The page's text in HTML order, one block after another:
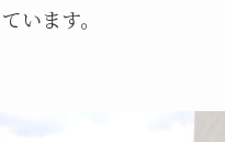
います。